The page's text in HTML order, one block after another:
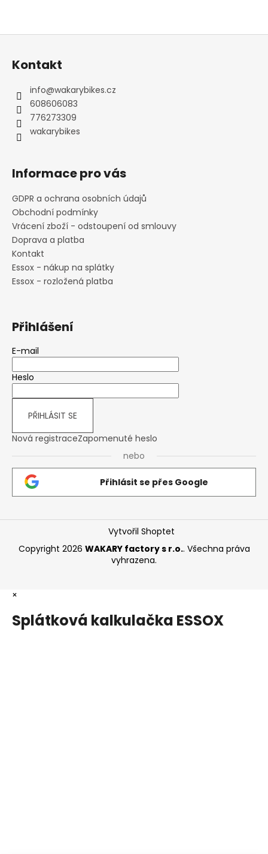
Z
Kontakt
info@wakarybikes.cz
608606083
776273309
wakarybikes
Informace pro vás
GDPR a ochrana osobních údajů
Obchodní podmínky
Vrácení zboží - odstoupení od smlouvy
Doprava a platba
Kontakt
Essox - nákup na splátky
Essox - rozložená platba
Přihlášení
E-mail
Heslo
PŘIHLÁSIT SE
Nová registraceZapomenuté heslo
nebo
Přihlásit se přes Google
Vytvořil Shoptet
Copyright 2026 WAKARY factory s r.o.. Všechna práva
vyhrazena.
×
Splátková kalkulačka ESSOX